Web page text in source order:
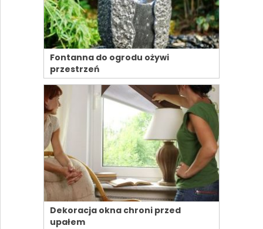
Fontanna do ogrodu ożywi
przestrzeń
Dekoracja okna chroni przed
upałem